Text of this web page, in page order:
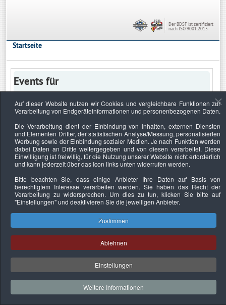
Der BDSF ist zertifiziert
nach ISO 9001:2015
Startseite
Events für
Keine Termine
Datenschutzerklärung Urheberrechtsnachweise Nachhaltigkeit
Copyright © 2026. Bundesverband Deutscher
Sachverständiger und Fachgutachter e.V..
Auf dieser Website nutzen wir Cookies und vergleichbare Funktionen zur
Verarbeitung von Endgeräteinformationen und personenbezogenen Daten.
Die Verarbeitung dient der Einbindung von Inhalten, externen Diensten
und Elementen Dritter, der statistischen Analyse/Messung, personalisierten
Werbung sowie der Einbindung sozialer Medien. Je nach Funktion werden
dabei Daten an Dritte weitergegeben und von diesen verarbeitet. Diese
Einwilligung ist freiwillig, für die Nutzung unserer Website nicht erforderlich
und kann jederzeit über das Icon links unten widerrufen werden.
Bitte beachten Sie, dass einige Anbieter Ihre Daten auf Basis von
berechtigtem Interesse verarbeiten werden. Sie haben das Recht der
Verarbeitung zu widersprechen. Um dies zu tun, klicken Sie bitte auf
"Einstellungen"und deaktivieren Sie die jeweiligen Anbieter.
Zustimmen
Ablehnen
Einstellungen
Weitere Informationen